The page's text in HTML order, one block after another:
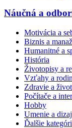
Náučná a
Motivácia a
Biznis a
Humanitné a
História
Životopisy a
Vzťahy a
Zdravie a
Počítače a
Hobby
Umenie a
Ďalšie